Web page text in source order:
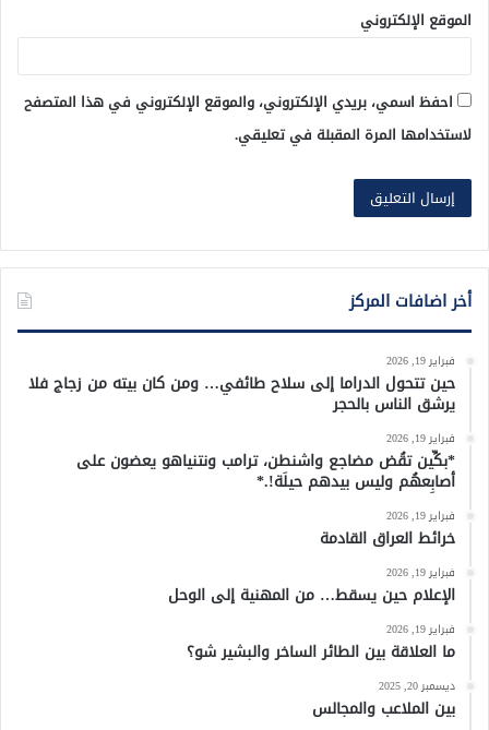
الموقع الإلكتروني
احفظ اسمي، بريدي الإلكتروني، والموقع الإلكتروني في هذا المتصفح
لاستخدامها المرة المقبلة في تعليقي.
أخر اضافات المركز
فبراير 19, 2026
حين تتحول الدراما إلى سلاح طائفي… ومن كان بيته من زجاج فلا
يرشق الناس بالحجر
فبراير 19, 2026
*بكِّين تقُض مضاجع واشنطن، ترامب ونتنياهو يعضون على
أصابِعهُم وليس بيدهم حيلَة!.*
فبراير 19, 2026
خرائط العراق القادمة
فبراير 19, 2026
الإعلام حين يسقط… من المهنية إلى الوحل
فبراير 19, 2026
ما العلاقة بين الطائر الساخر والبشير شو؟
ديسمبر 20, 2025
بين الملاعب والمجالس